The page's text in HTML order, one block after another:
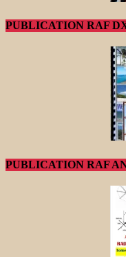
PUBLICATION RAF
PUBLICATION RAF